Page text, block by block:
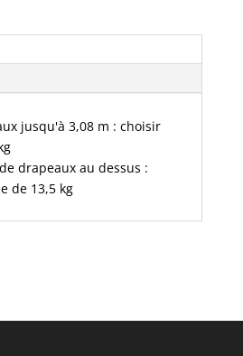
jusqu'à 3,08 m : choisir
drapeaux au dessus :
de 13,5 kg